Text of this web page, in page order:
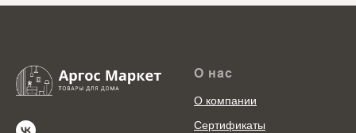
О нас
О компании
Сертификаты